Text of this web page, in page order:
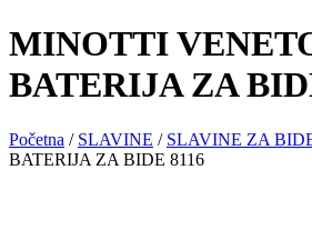
MINOTTI
BATERIJA ZA
Početna / SLAVINE / SLAVINE ZA
BATERIJA ZA BIDE 8116